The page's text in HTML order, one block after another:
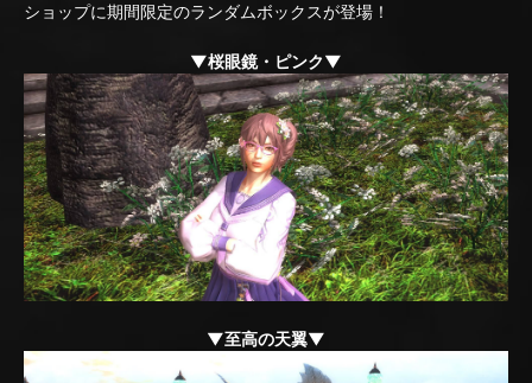
ショップに期間限定のランダムボックスが登場！
▼桜眼鏡・ピンク▼
▼至高の天翼▼